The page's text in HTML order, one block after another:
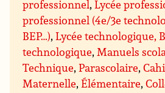
professionnel,Lycée
professionnel (4e/3e
BEP…),Lycée technologique,
technologique, Manuels
Technique,Parascolaire,
Maternelle,Élémentaire,